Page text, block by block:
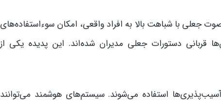
جعلی با شباهت بالا به افراد واقعی، امکان سوءاستفاده‌های
قربانی دستورات جعلی مدیران شده‌اند. این پدیده یکی از
استفاده می‌شوند. سیستم‌های هوشمند می‌توانند